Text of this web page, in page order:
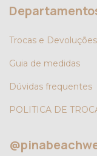
Trocas e Devoluções
Guia de medidas
Dúvidas frequentes
POLITICA DE